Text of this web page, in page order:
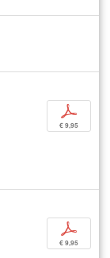
p
€ 9,95
p
€ 9,95